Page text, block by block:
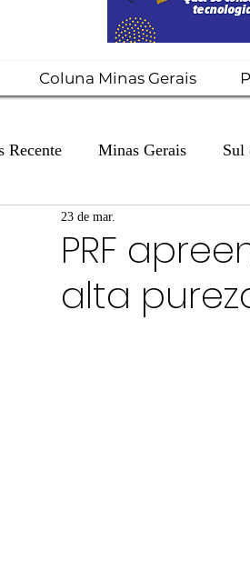
Coluna Minas Gerais
Recente Minas Gerais Sul
Coluna Fatos e Versões
Coluna: Agenda 21 Coluna:
PRF
alta
23 de mar.